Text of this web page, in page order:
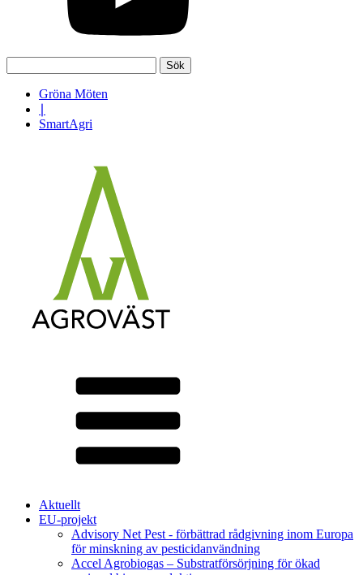
efter:
Gröna Möten
SmartAgri
Aktuellt
EU-projekt
Advisory Net Pest - förbättrad rådgivning inom Europa
för minskning av pesticidanvändning
Accel Agrobiogas – Substratförsörjning för ökad